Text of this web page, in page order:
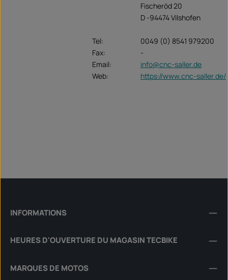
Fischeröd 20
D -94474 Vilshofen
Tel:
0049 (0) 8541 979200
Fax:
-
Email:
info@cnc-saller.de
Web:
https://www.cnc-saller.de/
INFORMATIONS
HEURES D'OUVERTURE DU MAGASIN TECBIKE
MARQUES DE MOTOS